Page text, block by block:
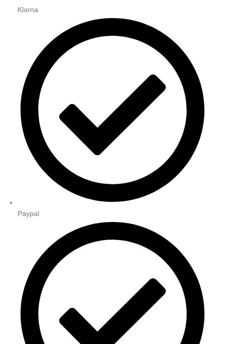
Klarna
Paypal